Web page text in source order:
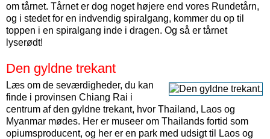
om tårnet. Tårnet er dog noget højere end vores Rundetårn,
og i stedet for en indvendig spiralgang, kommer du op til
toppen i en spiralgang inde i dragen. Og så er tårnet
lyserødt!
Den gyldne trekant
Læs om de seværdigheder, du kan
finde i provinsen Chiang Rai i
centrum af den gyldne trekant, hvor Thailand, Laos og
Myanmar mødes. Her er museer om Thailands fortid som
opiumsproducent, og her er en park med udsigt til Laos og